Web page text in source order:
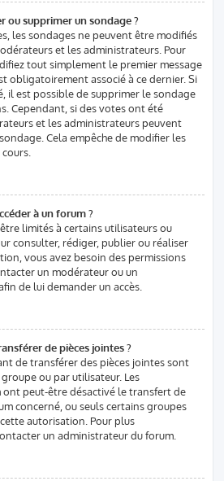
ou supprimer un sondage ?
les sondages ne peuvent être modifiés
et les administrateurs. Pour
tout simplement le premier message
obligatoirement associé à ce dernier. Si
il est possible de supprimer le sondage
Cependant, si des votes ont été
et les administrateurs peuvent
Cela empêche de modifier les
à un forum ?
limités à certains utilisateurs ou
consulter, rédiger, publier ou réaliser
vous avez besoin des permissions
un modérateur ou un
de lui demander un accès.
de pièces jointes ?
de transférer des pièces jointes sont
ou par utilisateur. Les
peut-être désactivé le transfert de
concerné, ou seuls certains groupes
autorisation. Pour plus
un administrateur du forum.